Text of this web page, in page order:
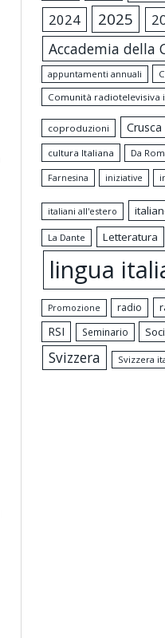
2024 2025
Accademia della
appuntamenti annuali
Comunità radiotelevisiva
coproduzioni Crusca
cultura Italiana Da
Farnesina iniziative
italiani all'estero
La Dante Letteratura
lingua
Promozione radio
RSI
Seminario
Svizzera Svizzera